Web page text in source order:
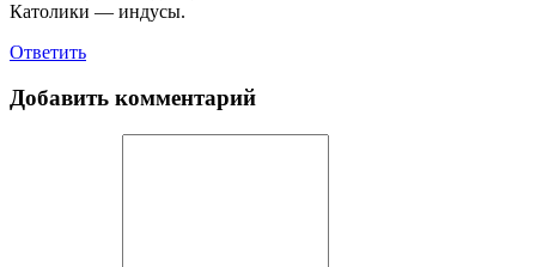
Католики — индусы.
Ответить
Добавить комментарий